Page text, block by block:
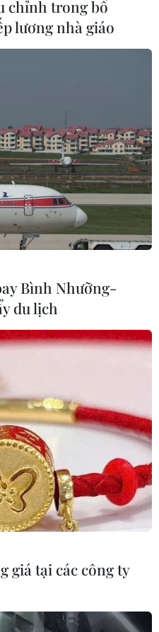
chứng kiến những
thực hiện mục tiêu
rất vui, đây là
.
(Vietnam+)
#COVID-19
chỉnh trong bổ
lương nhà giáo
Bình Nhưỡng-
du lịch
giá tại các công ty